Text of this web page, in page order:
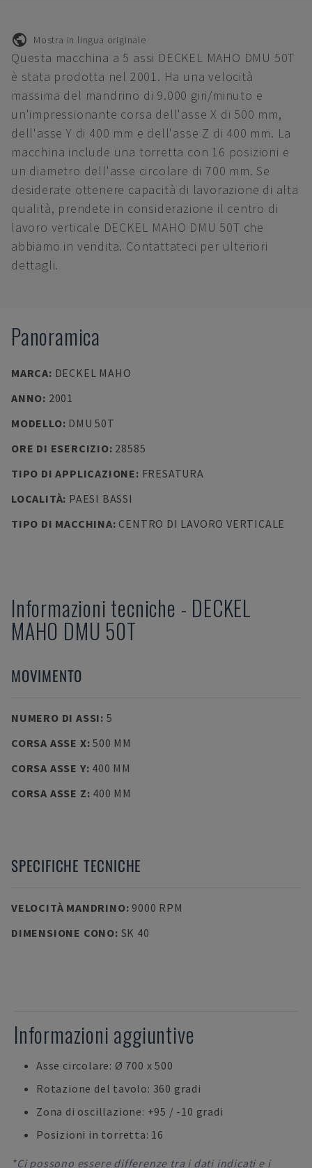
Mostra in lingua originale
Questa macchina a 5 assi DECKEL MAHO DMU 50T
è stata prodotta nel 2001. Ha una velocità
massima del mandrino di 9.000 giri/minuto e
un'impressionante corsa dell'asse X di 500 mm,
dell'asse Y di 400 mm e dell'asse Z di 400 mm. La
macchina include una torretta con 16 posizioni e
un diametro dell'asse circolare di 700 mm. Se
desiderate ottenere capacità di lavorazione di alta
qualità, prendete in considerazione il centro di
lavoro verticale DECKEL MAHO DMU 50T che
abbiamo in vendita. Contattateci per ulteriori
dettagli.
Panoramica
MARCA: DECKEL MAHO
ANNO: 2001
MODELLO: DMU 50T
ORE DI ESERCIZIO: 28585
TIPO DI APPLICAZIONE: FRESATURA
LOCALITÀ: PAESI BASSI
TIPO DI MACCHINA: CENTRO DI LAVORO VERTICALE
Informazioni tecniche - DECKEL
MAHO DMU 50T
MOVIMENTO
NUMERO DI ASSI: 5
CORSA ASSE X:500 MM
CORSA ASSE Y: 400 MM
CORSA ASSE Z: 400 MM
SPECIFICHE TECNICHE
VELOCITÀ MANDRINO: 9000 RPM
DIMENSIONE CONO: SK 40
Informazioni aggiuntive
Asse circolare: Ø 700 x 500
Rotazione del tavolo: 360 gradi
Zona di oscillazione: +95 / -10 gradi
Posizioni in torretta: 16
*Ci possono essere differenze tra i dati indicati e i